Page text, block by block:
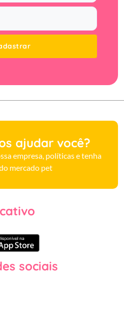
ajudar você?
empresa, políticas e tenha
mercado pet
sociais